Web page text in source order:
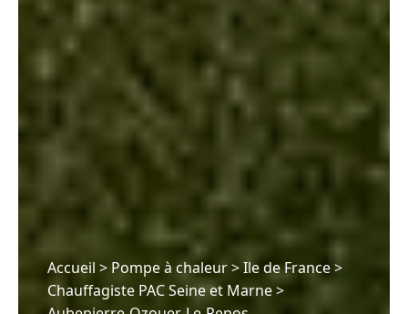
Accueil > Pompe à chaleur>Ile de France>
Chauffagiste PAC Seine et Marne>